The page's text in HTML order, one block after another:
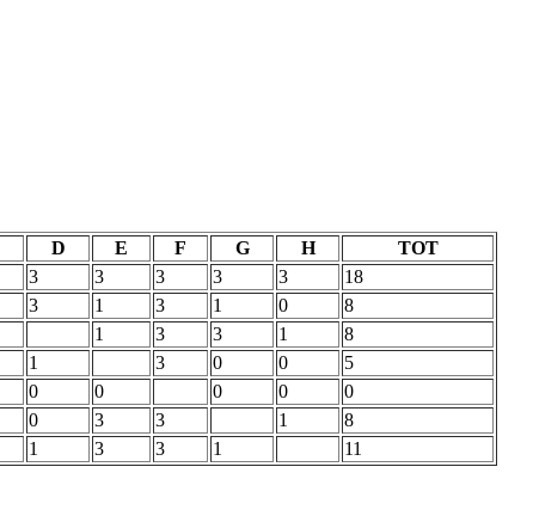
D E F G H
TOT
3 3 3 3 3
18
3 1 3 1 0
8
1 3 3 1
8
1 3 0 0
5
0 0 0 0
0
0 3 3 1
8
1 3 3 1 11